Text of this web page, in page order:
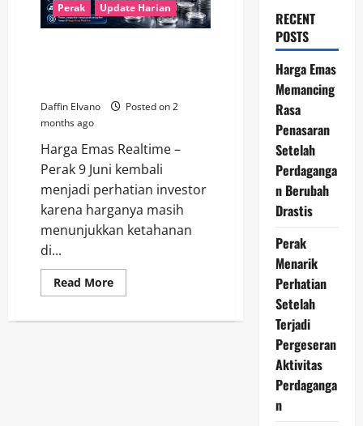
Perak Update Harian
Daffin Elvano
Posted on 2
months ago
Harga Emas Realtime –
Perak 9 Juni kembali
menjadi perhatian investor
karena harganya masih
menunjukkan ketahanan
di...
Read MoreRead
more
Hari
RECENT
POSTS
Harga Emas
Memancing
Rasa
Penasaran
Setelah
Perdaganga
n Berubah
Drastis
Perak
Menarik
Perhatian
Setelah
Terjadi
Pergeseran
Aktivitas
Perdaganga
n